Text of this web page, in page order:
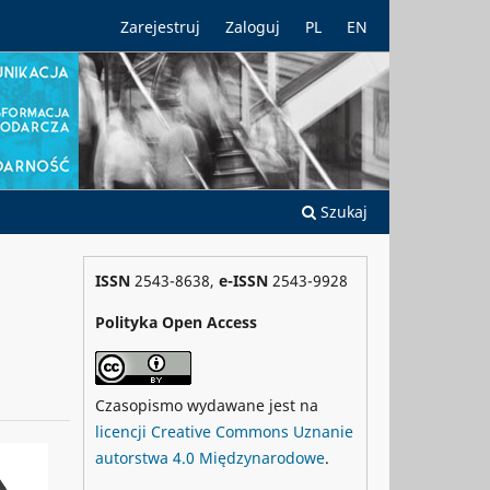
Szukaj
Zarejestruj Zaloguj PL EN
ISSN 2543-8638, e-ISSN 2543-9928
Polityka Open Access
Czasopismo wydawane jest na
licencji Creative Commons Uznanie
autorstwa 4.0 Międzynarodowe.